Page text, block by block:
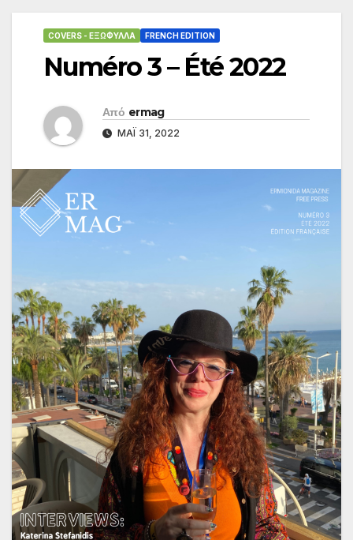
COVERS - ΕΞΏΦΥΛΛΑ FRENCH EDITION
Numéro 3 – Été 2022
Από ermag
ΜΆΙ 31, 2022